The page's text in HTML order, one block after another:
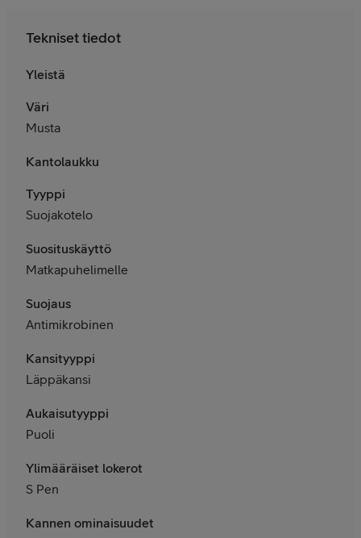
Tekniset tiedot
Yleistä
Väri
Musta
Kantolaukku
Tyyppi
Suojakotelo
Suosituskäyttö
Matkapuhelimelle
Suojaus
Antimikrobinen
Kansityyppi
Läppäkansi
Aukaisutyyppi
Puoli
Ylimääräiset lokerot
S Pen
Kannen ominaisuudet